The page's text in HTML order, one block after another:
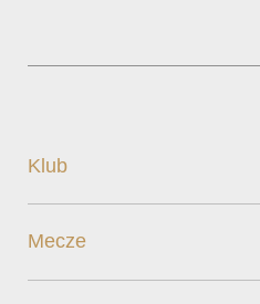
Klub
Mecze